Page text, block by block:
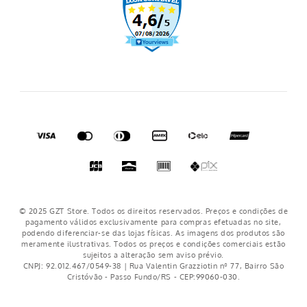
© 2025 GZT Store. Todos os direitos reservados. Preços e condições de
pagamento válidos exclusivamente para compras efetuadas no site,
podendo diferenciar-se das lojas físicas. As imagens dos produtos são
meramente ilustrativas. Todos os preços e condições comerciais estão
sujeitos a alteração sem aviso prévio.
CNPJ: 92.012.467/0549-38 | Rua Valentin Grazziotin nº 77, Bairro São
Cristóvão - Passo Fundo/RS - CEP:99060-030.